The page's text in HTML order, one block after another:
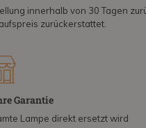
innerhalb von 30 Tagen
zurückerstattet.
Garantie
Lampe direkt ersetzt wird